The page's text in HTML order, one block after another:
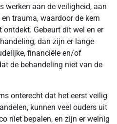
werken aan de veiligheid, aan
trauma, waardoor de kern
Gebeurt dit wel en er
dan zijn er lange
financiële en/of
de behandeling niet van de
onterecht dat het eerst veilig
kunnen veel ouders uit
niet bepalen, en zijn er weinig